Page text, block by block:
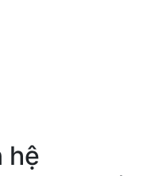
hệ